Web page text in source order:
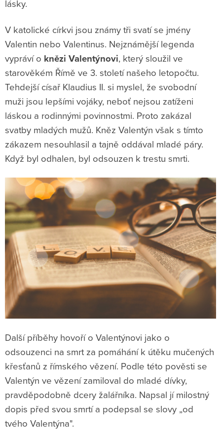
lásky.
V katolické církvi jsou známy tři svatí se jmény
Valentin nebo Valentinus. Nejznámější legenda
vypráví o knězi Valentýnovi, který sloužil ve
starověkém Římě ve 3. století našeho letopočtu.
Tehdejší císař Klaudius II. si myslel, že svobodní
muži jsou lepšími vojáky, neboť nejsou zatíženi
láskou a rodinnými povinnostmi. Proto zakázal
svatby mladých mužů. Kněz Valentýn však s tímto
zákazem nesouhlasil a tajně oddával mladé páry.
Když byl odhalen, byl odsouzen k trestu smrti.
Další příběhy hovoří o Valentýnovi jako o
odsouzenci na smrt za pomáhání k útěku mučených
křesťanů z římského vězení. Podle této pověsti se
Valentýn ve vězení zamiloval do mladé dívky,
pravděpodobně dcery žalářníka. Napsal jí milostný
dopis před svou smrtí a podepsal se slovy „od
tvého Valentýna".